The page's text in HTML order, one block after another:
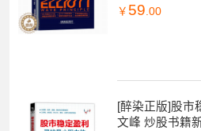
￥ 59 .00
[醉染正版]股市
文峰 炒股书籍